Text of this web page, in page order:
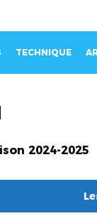
TECHNIQUE
2024-2025